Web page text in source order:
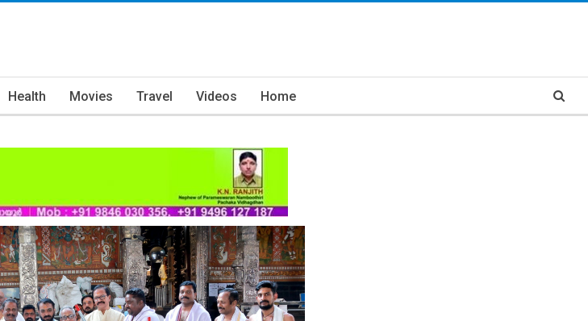
Health Movies Travel Videos Home